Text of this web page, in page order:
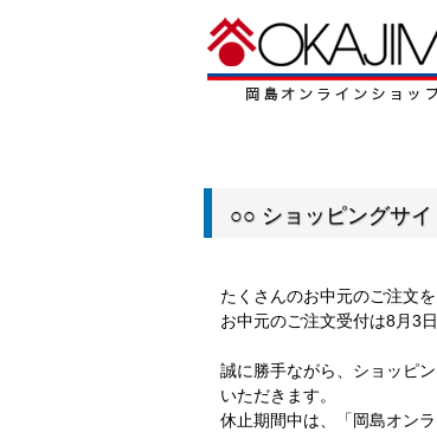
○○ ショッピングサ
たくさんのお中元のご注文
お中元のご注文受付は8月3
誠に勝手ながら、ショッピ
いただきます。
休止期間中は、「岡島オン